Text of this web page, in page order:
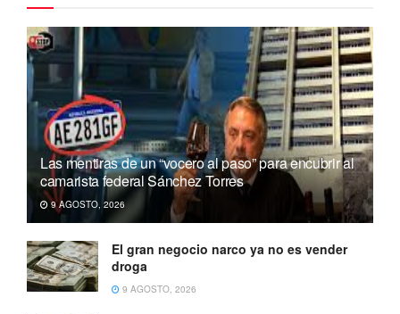
Las mentiras de un “vocero al paso” para encubrir al
camarista federal Sánchez Torres
9 AGOSTO, 2026
El gran negocio narco ya no es vender
droga
9 AGOSTO, 2026